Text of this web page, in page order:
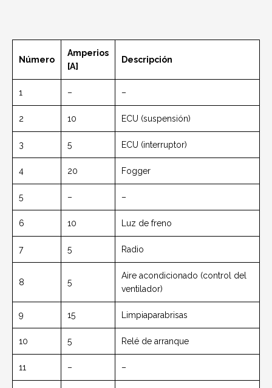
Número
Amperios
[A]
Descripción
1 – –
2 10 ECU (suspensión)
3 5 ECU (interruptor)
4 20 Fogger
5 – –
6 10 Luz de freno
7 5 Radio
8 5
Aire acondicionado (control del
ventilador)
9 15 Limpiaparabrisas
10 5 Relé de arranque
11 – –